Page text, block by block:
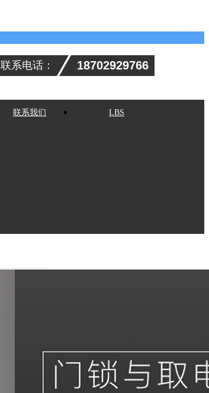
联系电话： 18702929766
联系我们 LBS